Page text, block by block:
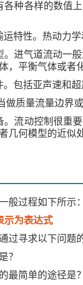
各种各样的数值
运特性。热动力
。进气道流动一
，平衡气体或者
包括亚声速和超
做质量流量边界
。流动控制很重
几何模型的近似
般过程如下所示：
示为表达式
过寻求以下问题
？
简单的途径是？